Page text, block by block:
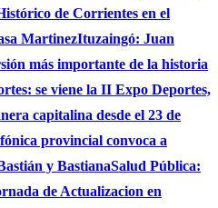
de Corrientes en el
MartinezItuzaingó: Juan
más importante de la historia
se viene la II Expo Deportes,
capitalina desde el 23 de
provincial convoca a
y BastianaSalud Pública:
de Actualizacion en